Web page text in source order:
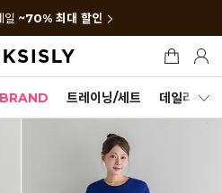
일 ~70% 최대 할인
트레이닝/세트 데일리세트